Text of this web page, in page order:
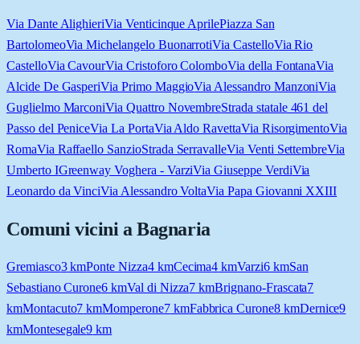
Via Dante AlighieriVia Venticinque AprilePiazza San
BartolomeoVia Michelangelo BuonarrotiVia CastelloVia Rio
CastelloVia CavourVia Cristoforo ColomboVia della FontanaVia
Alcide De GasperiVia Primo MaggioVia Alessandro ManzoniVia
Guglielmo MarconiVia Quattro NovembreStrada statale 461 del
Passo del PeniceVia La PortaVia Aldo RavettaVia RisorgimentoVia
RomaVia Raffaello SanzioStrada SerravalleVia Venti SettembreVia
Umberto IGreenway Voghera - VarziVia Giuseppe VerdiVia
Leonardo da VinciVia Alessandro VoltaVia Papa Giovanni XXIII
Comuni vicini aBagnaria
Gremiasco3kmPonte Nizza4kmCecima4 kmVarzi6kmSan
Sebastiano Curone6 kmVal di Nizza7 kmBrignano-Frascata7
kmMontacuto7 kmMomperone7kmFabbrica Curone8kmDernice9
kmMontesegale9 km